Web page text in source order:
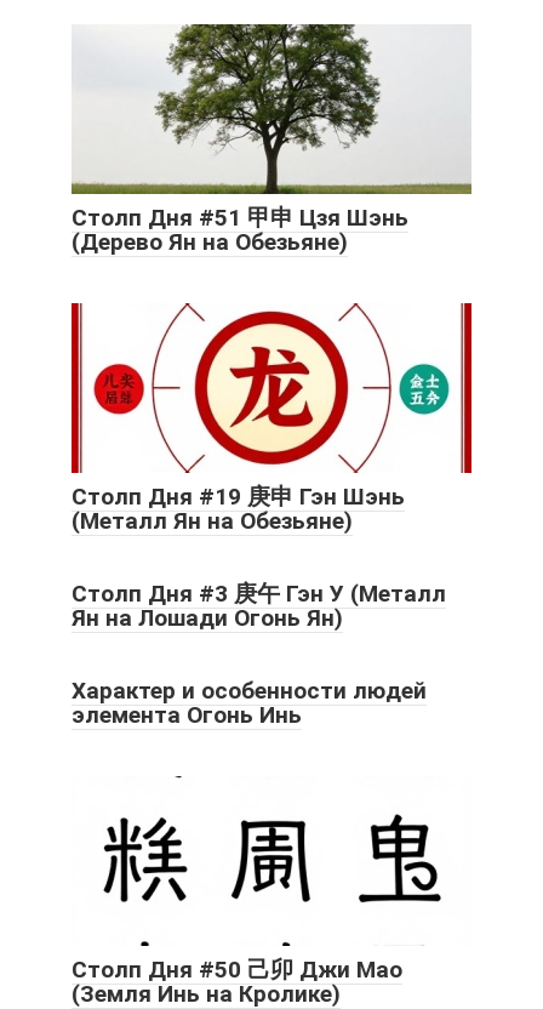
Столп Дня #51 甲申 Цзя Шэнь
(Дерево Ян на Обезьяне)
Столп Дня #19 庚申 Гэн Шэнь
(Металл Ян на Обезьяне)
Столп Дня #3 庚午 Гэн У (Металл
Ян на Лошади Огонь Ян)
Характер и особенности людей
элемента Огонь Инь
Столп Дня #50 己卯 Джи Мао
(Земля Инь на Кролике)